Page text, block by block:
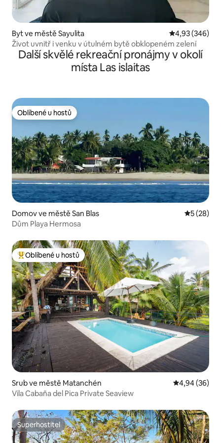
Byt ve městě Sayulita Průměrné
4,93 (346)
Život uvnitř i venku v útulném bytě obklopeném zelení
Další skvělé rekreační pronájmy v okolí
místa Las islaitas
Oblíbené u hostů
Oblíbené u hostů
Domov ve městě San Blas Průměrné
5 (28)
Dům Playa Hermosa
Nejlepší v kategorii Oblíbené u hostů
Oblíbené u hostů
Srub ve městě Matanchén Průměrné
4,94 (36)
Vila Cabaña del Pica Private Seaview
Superhostitel
Superhostitel